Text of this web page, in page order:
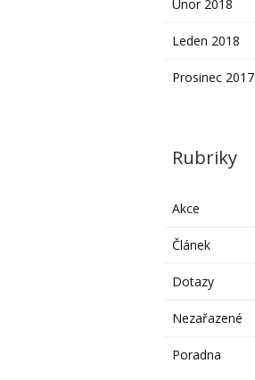
Únor 2018
Leden 2018
Prosinec 2017
Rubriky
Akce
Článek
Dotazy
Nezařazené
Poradna